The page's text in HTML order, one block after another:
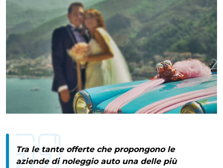
Tra le tante offerte che propongono le
aziende di noleggio auto una delle più